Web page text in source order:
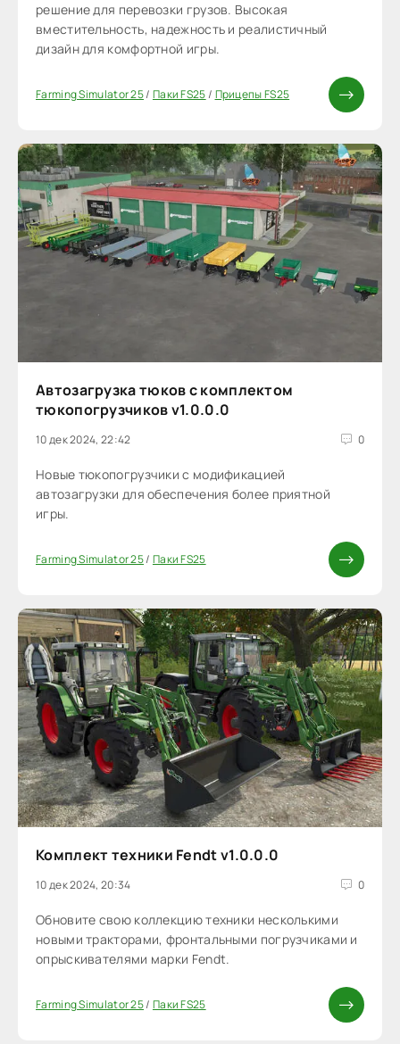
решение для перевозки грузов. Высокая
вместительность, надежность и реалистичный
дизайн для комфортной игры.
Farming Simulator 25/ Паки FS25/ Прицепы FS25
Автозагрузка тюков с комплектом
тюкопогрузчиков v1.0.0.0
10 дек 2024, 22:42 0
Новые тюкопогрузчики с модификацией
автозагрузки для обеспечения более приятной
игры.
Farming Simulator 25/ Паки FS25
Комплект техники Fendt v1.0.0.0
10 дек 2024, 20:34 0
Обновите свою коллекцию техники несколькими
новыми тракторами, фронтальными погрузчиками и
опрыскивателями марки Fendt.
Farming Simulator 25/ Паки FS25